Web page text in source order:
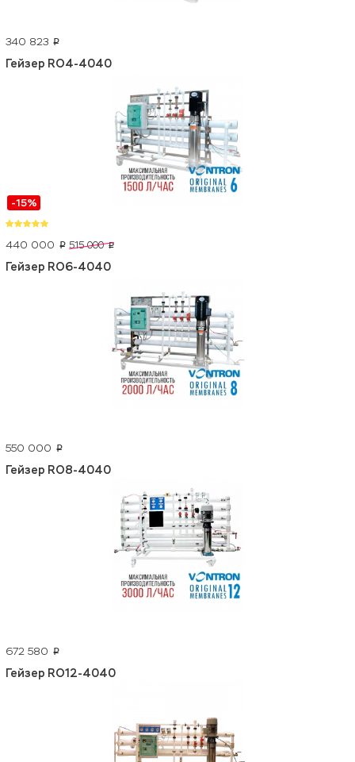
340 823 p
Гейзер RO4-4040
-15%
440 000 p 515 000 p
Гейзер RO6-4040
550 000 p
Гейзер RO8-4040
672 580 p
Гейзер RO12-4040